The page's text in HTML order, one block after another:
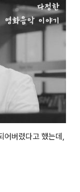
어버렸다고 했는데,